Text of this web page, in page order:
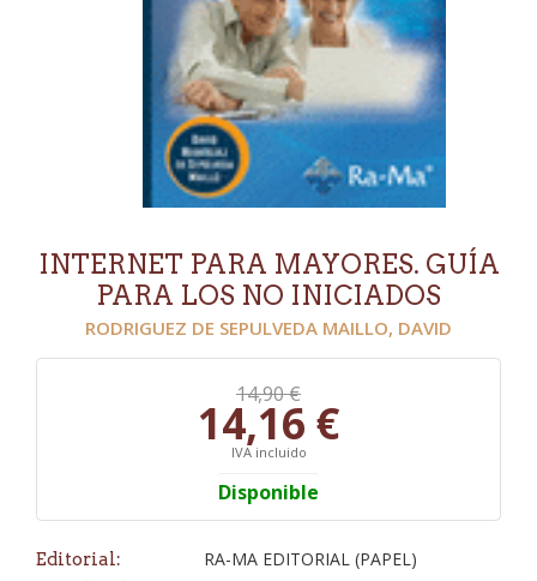
INTERNET PARA MAYORES. GUÍA
PARA LOS NO INICIADOS
RODRIGUEZ DE SEPULVEDA MAILLO, DAVID
14,90 €
14,16 €
IVA incluido
Disponible
Editorial: RA-MA EDITORIAL (PAPEL)